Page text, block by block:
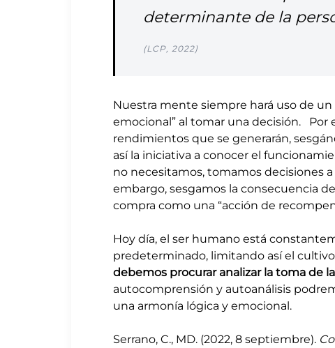
determinante de la
(LCP, 2022)
Nuestra mente siempre hará uso de
emocional” al tomar una decisión. Por
rendimientos que se generarán,
así la iniciativa a conocer el
no necesitamos, tomamos decisiones
embargo, sesgamos la consecuencia
compra como una “acción de
Hoy día, el ser humano está
predeterminado, limitando así el
debemos procurar analizar la toma de
autocomprensión y autoanálisis
una armonía lógica y emocional.
Serrano, C., MD. (2022, 8 septiembre).